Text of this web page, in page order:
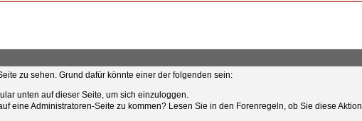
zu sehen. Grund dafür könnte einer der folgenden sein:
unten auf dieser Seite, um sich einzuloggen.
eine Administratoren-Seite zu kommen? Lesen Sie in den Forenregeln, ob Sie diese Aktion